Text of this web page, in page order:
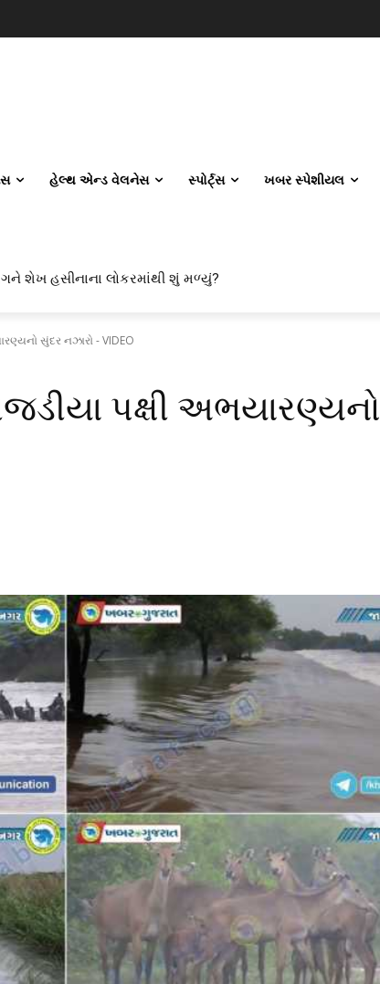
હેલ્થ એન્ડ વેલનેસ સ્પોર્ટ્સ ખબર સ્પેશીયલ
શેખ હસીનાના લોકરમાંથી શું મળ્યું?
સુંદર નઝારો - VIDEO
પક્ષી અભયારણ્યનો